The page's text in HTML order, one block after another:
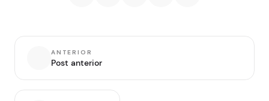
ANTERIOR
Post anterior